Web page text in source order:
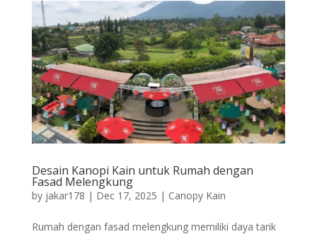
Desain Kanopi Kain untuk Rumah dengan
Fasad Melengkung
by jakar178 | Dec 17, 2025 | Canopy Kain
Rumah dengan fasad melengkung memiliki daya tarik